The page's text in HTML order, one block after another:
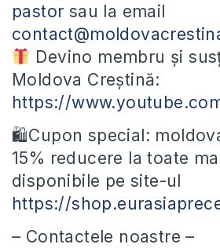
pastor sau la email
Devino membru și
Moldova Creștină:
https://
🛍Cupon special:
15% reducere la toate
disponibile pe site-ul
https://
– Contactele noastre –